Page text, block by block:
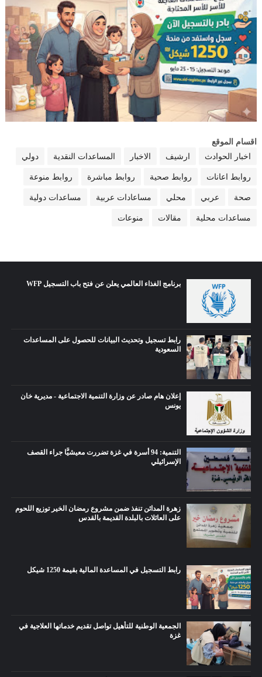
اقسام الموقع
اخبار الحوادث
ارشيف الاخبار المساعدات النقدية دولي
روابط اعانات روابط صحية روابط مباشرة روابط منوعة
صحة عربي محلي مساعادات عربية مساعدات دولية
مساعدات محلية مقالات منوعات
برنامج الغذاء العالمي يعلن عن فتح باب التسجيل WFP
رابط تسجيل وتحديث البيانات للحصول على المساعدات
السعودية
إعلان هام صادر عن وزارة التنمية الاجتماعية - مديرية خان
يونس
التنمية: 94 أسرة في غزة تضررت معيشيًّا جراء القصف
الإسرائيلي
زهرة المدائن تنفذ ضمن مشروع رمضان الخير توزيع اللحوم
على العائلات بالبلدة القديمة بالقدس
رابط التسجيل في المساعدة المالية بقيمة 1250 شيكل
الجمعية الوطنية للتأهيل تواصل تقديم خدماتها العلاجية في
غزة